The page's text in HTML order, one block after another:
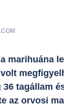
marihuána
36 tagállam
az orvosi